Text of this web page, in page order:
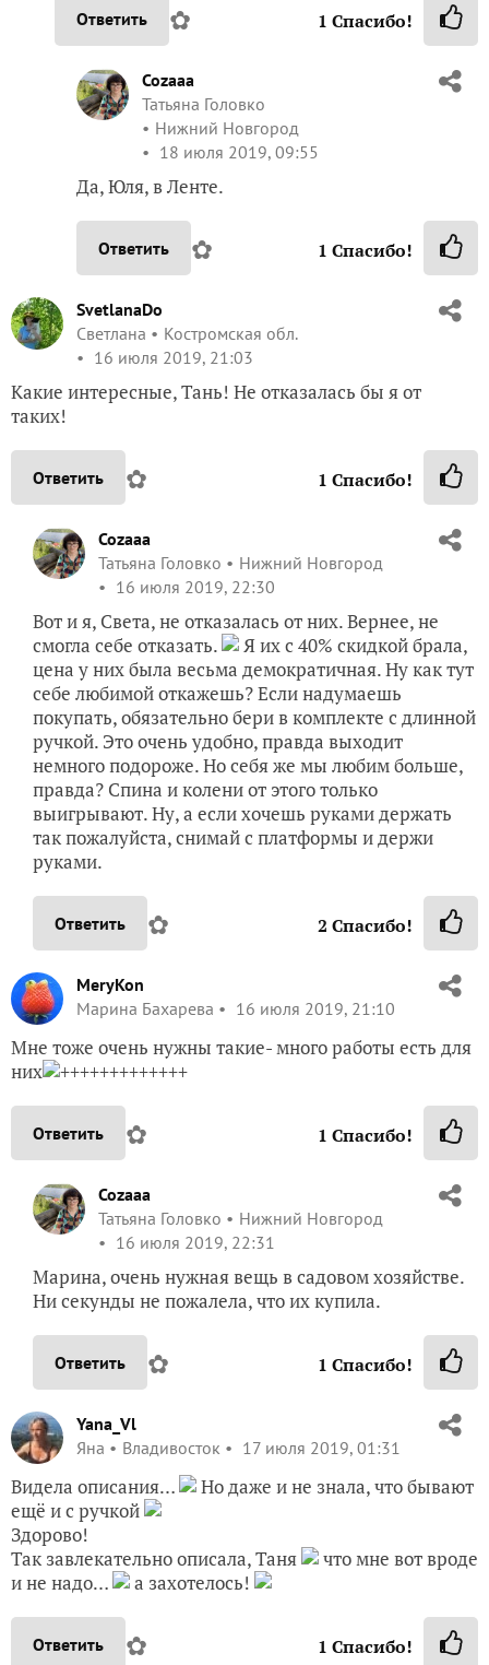
Ответить ✿ 1 Спасибо!
Cozaaa
Татьяна Головко
Нижний Новгород
18 июля 2019, 09:55
Да, Юля, в Ленте.
Ответить ✿ 1 Спасибо!
SvetlanaDo
Светлана
Костромская обл.
16 июля 2019, 21:03
Какие интересные, Тань! Не отказалась бы я от
таких!
Ответить ✿ 1 Спасибо!
Cozaaa
Татьяна Головко
Нижний Новгород
16 июля 2019, 22:30
Вот и я, Света, не отказалась от них. Вернее, не
смогла себе отказать.
Я их с 40% скидкой брала,
цена у них была весьма демократичная. Ну как тут
себе любимой откажешь? Если надумаешь
покупать, обязательно бери в комплекте с длинной
ручкой. Это очень удобно, правда выходит
немного подороже. Но себя же мы любим больше,
правда? Спина и колени от этого только
выигрывают. Ну, а если хочешь руками держать
так пожалуйста, снимай с платформы и держи
руками.
Ответить ✿ 2 Спасибо!
MeryKon
Марина Бахарева
16 июля 2019, 21:10
Мне тоже очень нужны такие- много работы есть для
них
+++++++++++++
Ответить ✿ 1 Спасибо!
Cozaaa
Татьяна Головко
Нижний Новгород
16 июля 2019, 22:31
Марина, очень нужная вещь в садовом хозяйстве.
Ни секунды не пожалела, что их купила.
Ответить ✿ 1 Спасибо!
Yana_Vl
Яна
Владивосток 17 июля 2019, 01:31
Видела описания…
Но даже и не знала, что бывают
ещё и с ручкой
Здорово!
Так завлекательно описала, Таня
что мне вот вроде
и не надо…
а захотелось!
Ответить ✿ 1 Спасибо!